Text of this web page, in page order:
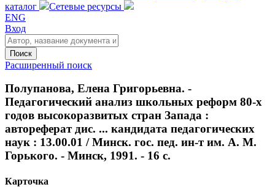
каталог
Сетевые ресурсы
ENG
Вход
Поиск
Расширенный поиск
Полупанова, Елена Григорьевна. -
Педагогический анализ школьных реформ 80-х
годов высокоразвитых стран Запада :
автореферат дис. ... кандидата педагогических
наук : 13.00.01 / Минск. гос. пед. ин-т им. А. М.
Горького. - Минск, 1991. - 16 с.
Карточка